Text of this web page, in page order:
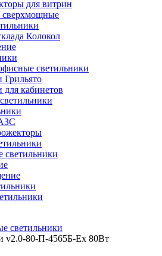
для витрин
Колокол
светильники
Грильято
кабинетов
светильники
светильники
v2.0-80-П-4565Б-Ex 80Вт